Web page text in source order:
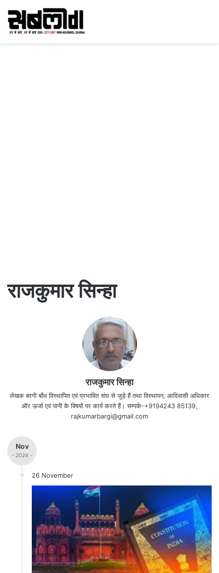
राजकुमार सिन्हा
राजकुमार सिन्हा
लेखक बरगी बाँध विस्थापित एवं प्रभावित संघ से जुड़े हैं तथा विस्थापन, आदिवासी अधिकार
और ऊर्जा एवं पानी के विषयों पर कार्य करते हैं। सम्पर्क-+9194243 85139,
rajkumarbargi@gmail.com
Nov
- 2024 -
26 November